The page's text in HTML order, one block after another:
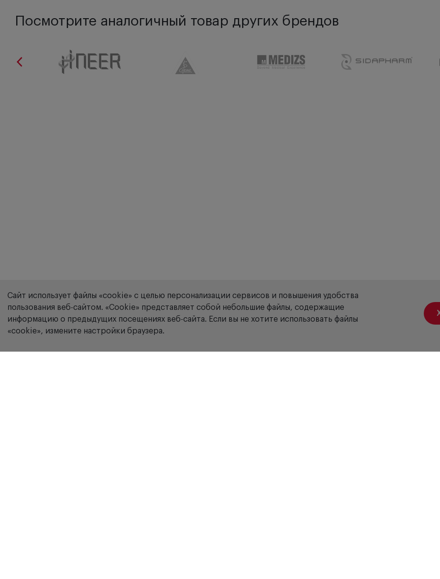
Посмотрите аналогичный товар других брендов
Сайт использует файлы «cookie» с целью персонализации сервисов и повышения удобства
пользования веб-сайтом. «Сookie» представляет собой небольшие файлы, содержащие
информацию о предыдущих посещениях веб-сайта. Если вы не хотите использовать файлы
«cookie», измените настройки браузера.